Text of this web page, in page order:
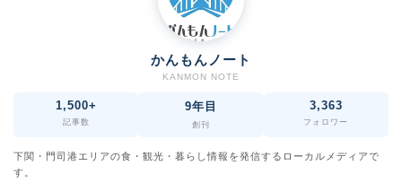
かんもんノート
KANMON NOTE
1,500+
記事数
9年目
創刊
3,363
フォロワー
下関・門司港エリアの食・観光・暮らし情報を発信するローカルメディアで
す。